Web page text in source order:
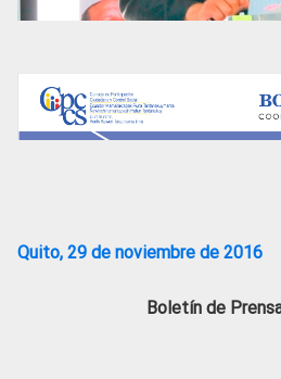
Quito, 29 de noviembre de 2016
Boletín de